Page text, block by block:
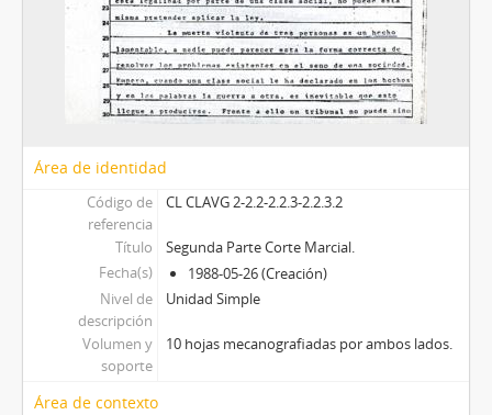
Área de identidad
Código de
referencia
CL CLAVG 2-2.2-2.2.3-2.2.3.2
Título
Segunda Parte Corte Marcial.
Fecha(s)
1988-05-26 (Creación)
Nivel de
descripción
Unidad Simple
Volumen y
soporte
10 hojas mecanografiadas por ambos lados.
Área de contexto